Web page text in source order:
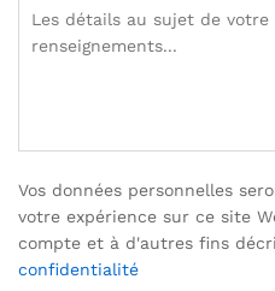
Vos données personnelles
votre expérience sur ce site
compte et à d'autres fins
confidentialité